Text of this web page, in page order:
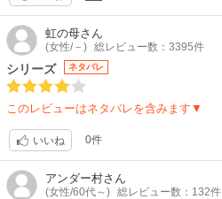
クラッカー(犬)の存在も見逃せません?
虹の母さん
(女性/－) 総レビュー数：3395件
シリーズ ネタバレ
このレビューはネタバレを含みます▼
いいね 0件
アンダー村さん
(女性/60代～) 総レビュー数：132件